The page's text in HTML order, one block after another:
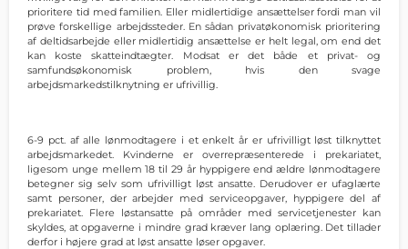
prioritere tid med familien. Eller midlertidige ansættelser fordi man vil
prøve forskellige arbejdssteder. En sådan privatøkonomisk prioritering
af deltidsarbejde eller midlertidig ansættelse er helt legal, om end det
kan koste skatteindtægter. Modsat er det både et privat- og
samfundsøkonomisk problem, hvis den svage
arbejdsmarkedstilknytning er ufrivillig.
6-9 pct. af alle lønmodtagere i et enkelt år er ufrivilligt løst tilknyttet
arbejdsmarkedet. Kvinderne er overrepræsenterede i prekariatet,
ligesom unge mellem 18 til 29 år hyppigere end ældre lønmodtagere
betegner sig selv som ufrivilligt løst ansatte. Derudover er ufaglærte
samt personer, der arbejder med serviceopgaver, hyppigere del af
prekariatet. Flere løstansatte på områder med servicetjenester kan
skyldes, at opgaverne i mindre grad kræver lang oplæring. Det tillader
derfor i højere grad at løst ansatte løser opgaver.